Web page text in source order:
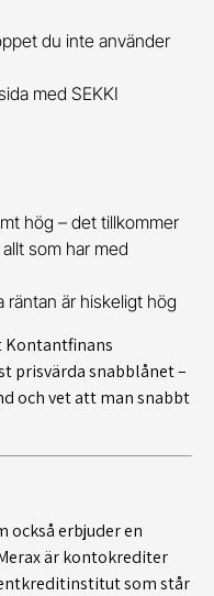
du inte använder
med SEKKI
hög – det tillkommer
som har med
räntan är hiskeligt hög
Kontantfinans
prisvärda snabblånet –
och vet att man snabbt
också erbjuder en
är kontokrediter
som står